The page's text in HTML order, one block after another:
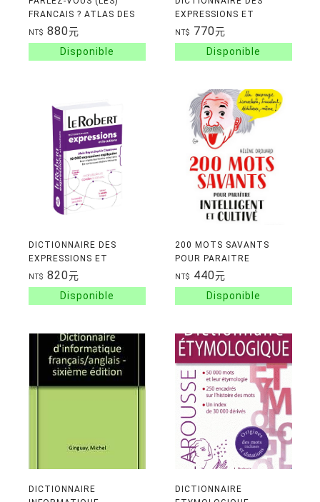
FRANCAIS ? ATLAS DES
EXPRESSIONS DE NOS
REGIONS
NT$ 880元
EXPRESSIONS ET
LOCUTIONS
TRADITIONNELLES
NT$ 770元
DICTIONNAIRE DES
EXPRESSIONS ET
LOCUTIONS - POCHE+
NT$ 820元
200 MOTS SAVANTS
POUR PARAITRE
INTELLIGENT ET
CULTIVE
NT$ 440元
DICTIONNAIRE
DICTIONNAIRE